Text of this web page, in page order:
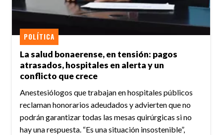
La salud bonaerense, en tensión: pagos
atrasados, hospitales en alerta y un
conflicto que crece
POLÍTICA
Anestesiólogos que trabajan en hospitales públicos
reclaman honorarios adeudados y advierten que no
podrán garantizar todas las mesas quirúrgicas si no
hay una respuesta. “Es una situación insostenible”,